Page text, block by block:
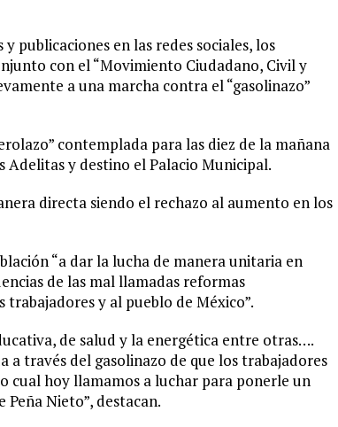
publicaciones en las redes sociales, los
con el “Movimiento Ciudadano, Civil y
a una marcha contra el “gasolinazo”
contemplada para las diez de la mañana
y destino el Palacio Municipal.
directa siendo el rechazo al aumento en los
“a dar la lucha de manera unitaria en
de las mal llamadas reformas
y al pueblo de México”.
de salud y la energética entre otras….
través del gasolinazo de que los trabajadores
cual hoy llamamos a luchar para ponerle un
Nieto”, destacan.